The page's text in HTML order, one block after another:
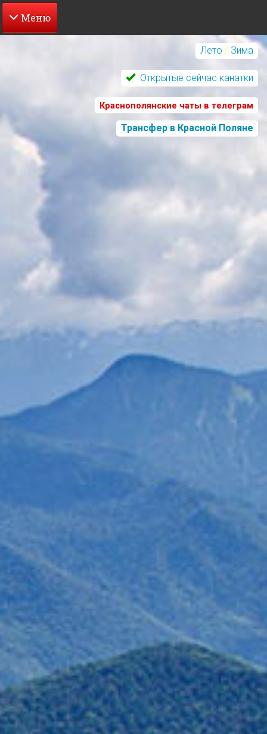
Перейти
Лето / Зима
Открытые сейчас канатки
Краснополянские чаты в телеграм
Трансфер в Красной Поляне